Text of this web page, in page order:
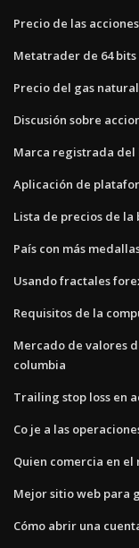
Precio de las
Metatrader de 64 bits
Precio del gas
Discusión sobre
Marca registrada del
Aplicación de
Lista de precios de
País con más
Usando fractales
Requisitos de la
Mercado de valores
columbia
Trailing stop loss en
Co je a las
Quien comercia en
Mejor sitio web para
Cómo abrir una